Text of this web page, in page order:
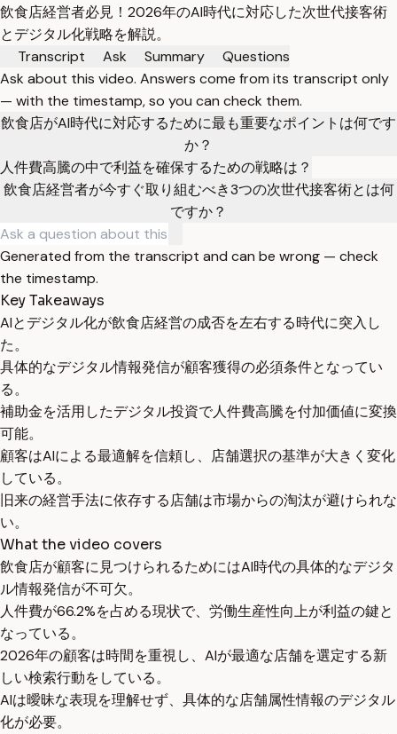
飲食店経営者必見！2026年のAI時代に対応した次世代接客術
とデジタル化戦略を解説。
Transcript
Ask Summary
Questions
Ask about this video. Answers come from its transcript only
— with the timestamp, so you can check them.
飲食店がAI時代に対応するために最も重要なポイントは何です
か？
人件費高騰の中で利益を確保するための戦略は？
飲食店経営者が今すぐ取り組むべき3つの次世代接客術とは何
ですか？
Generated from the transcript and can be wrong — check
the timestamp.
Key Takeaways
AIとデジタル化が飲食店経営の成否を左右する時代に突入し
た。
具体的なデジタル情報発信が顧客獲得の必須条件となってい
る。
補助金を活用したデジタル投資で人件費高騰を付加価値に変換
可能。
顧客はAIによる最適解を信頼し、店舗選択の基準が大きく変化
している。
旧来の経営手法に依存する店舗は市場からの淘汰が避けられな
い。
What the video covers
飲食店が顧客に見つけられるためにはAI時代の具体的なデジタ
ル情報発信が不可欠。
人件費が66.2%を占める現状で、労働生産性向上が利益の鍵と
なっている。
2026年の顧客は時間を重視し、AIが最適な店舗を選定する新
しい検索行動をしている。
AIは曖昧な表現を理解せず、具体的な店舗属性情報のデジタル
化が必要。